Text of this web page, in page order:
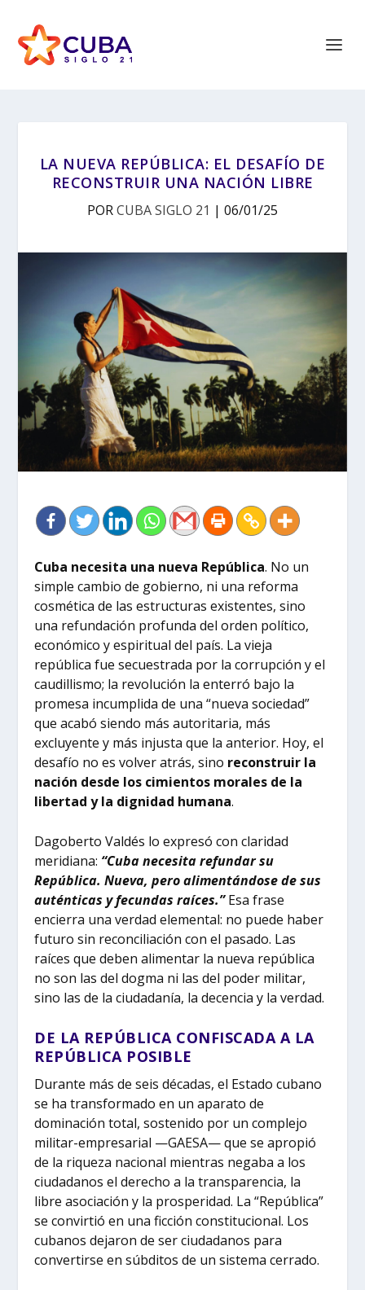
LA NUEVA REPÚBLICA: EL DESAFÍO DE
RECONSTRUIR UNA NACIÓN LIBRE
PORCUBA SIGLO 21 | 06/01/25
Cuba necesita una nueva República. No un
simple cambio de gobierno, ni una reforma
cosmética de las estructuras existentes, sino
una refundación profunda del orden político,
económico y espiritual del país. La vieja
república fue secuestrada por la corrupción y el
caudillismo; la revolución la enterró bajo la
promesa incumplida de una “nueva sociedad”
que acabó siendo más autoritaria, más
excluyente y más injusta que la anterior. Hoy, el
desafío no es volver atrás, sino reconstruir la
nación desde los cimientos morales de la
libertad y la dignidad humana.
Dagoberto Valdés lo expresó con claridad
meridiana: “Cuba necesita refundar su
República. Nueva, pero alimentándose de sus
auténticas y fecundas raíces.” Esa frase
encierra una verdad elemental: no puede haber
futuro sin reconciliación con el pasado. Las
raíces que deben alimentar la nueva república
no son las del dogma ni las del poder militar,
sino las de la ciudadanía, la decencia y la verdad.
DE LA REPÚBLICA CONFISCADA A LA
REPÚBLICA POSIBLE
Durante más de seis décadas, el Estado cubano
se ha transformado en un aparato de
dominación total, sostenido por un complejo
militar-empresarial —GAESA— que se apropió
de la riqueza nacional mientras negaba a los
ciudadanos el derecho a la transparencia, la
libre asociación y la prosperidad. La “República”
se convirtió en una ficción constitucional. Los
cubanos dejaron de ser ciudadanos para
convertirse en súbditos de un sistema cerrado.